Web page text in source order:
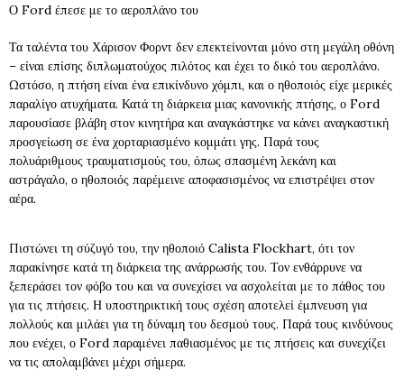
Ο Ford έπεσε με το αεροπλάνο του
Τα ταλέντα του Χάρισον Φορντ δεν επεκτείνονται μόνο στη μεγάλη οθόνη
– είναι επίσης διπλωματούχος πιλότος και έχει το δικό του αεροπλάνο.
Ωστόσο, η πτήση είναι ένα επικίνδυνο χόμπι, και ο ηθοποιός είχε μερικές
παραλίγο ατυχήματα. Κατά τη διάρκεια μιας κανονικής πτήσης, ο Ford
παρουσίασε βλάβη στον κινητήρα και αναγκάστηκε να κάνει αναγκαστική
προσγείωση σε ένα χορταριασμένο κομμάτι γης. Παρά τους
πολυάριθμους τραυματισμούς του, όπως σπασμένη λεκάνη και
αστράγαλο, ο ηθοποιός παρέμεινε αποφασισμένος να επιστρέψει στον
αέρα.
Πιστώνει τη σύζυγό του, την ηθοποιό Calista Flockhart, ότι τον
παρακίνησε κατά τη διάρκεια της ανάρρωσής του. Τον ενθάρρυνε να
ξεπεράσει τον φόβο του και να συνεχίσει να ασχολείται με το πάθος του
για τις πτήσεις. Η υποστηρικτική τους σχέση αποτελεί έμπνευση για
πολλούς και μιλάει για τη δύναμη του δεσμού τους. Παρά τους κινδύνους
που ενέχει, ο Ford παραμένει παθιασμένος με τις πτήσεις και συνεχίζει
να τις απολαμβάνει μέχρι σήμερα.